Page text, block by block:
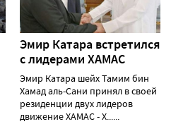
Эмир Катара встретился
с лидерами ХАМАС
Эмир Катара шейх Тамим бин
Хамад аль-Сани принял в своей
резиденции двух лидеров
движение ХАМАС - Х......